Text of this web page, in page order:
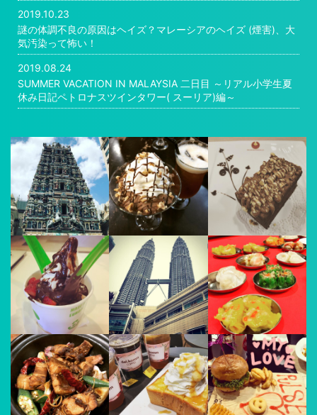
2019.10.23
謎の体調不良の原因はヘイズ？マレーシアのヘイズ (煙害)、大
気汚染って怖い！
2019.08.24
SUMMER VACATION IN MALAYSIA 二日目 ～リアル小学生夏
休み日記ペトロナスツインタワー( スーリア)編～